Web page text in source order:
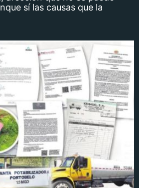
sí las causas que la